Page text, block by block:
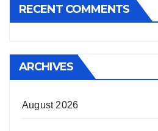
RECENT COMMENTS
ARCHIVES
August 2026